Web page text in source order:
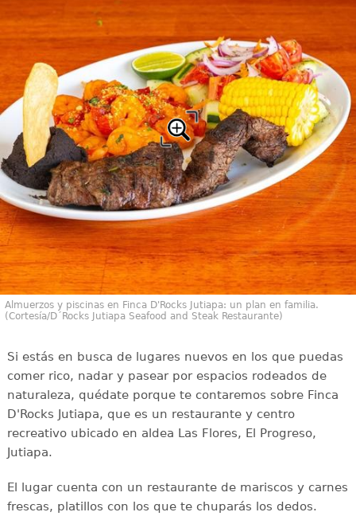
Almuerzos y piscinas en Finca D'Rocks Jutiapa: un plan en familia.
(Cortesía/D´Rocks Jutiapa Seafood and Steak Restaurante)
Si estás en busca de lugares nuevos en los que puedas
comer rico, nadar y pasear por espacios rodeados de
naturaleza, quédate porque te contaremos sobre Finca
D'Rocks Jutiapa, que es un restaurante y centro
recreativo ubicado en aldea Las Flores, El Progreso,
Jutiapa.
El lugar cuenta con un restaurante de mariscos y carnes
frescas, platillos con los que te chuparás los dedos.